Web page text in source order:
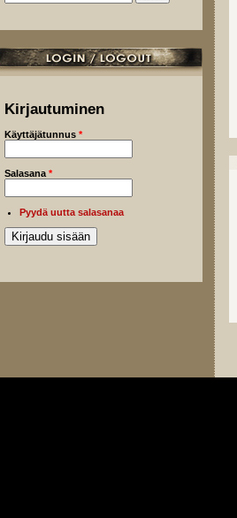
Hakulomake
Kirjautuminen
Käyttäjätunnus *
Salasana *
Pyydä uutta salasanaa